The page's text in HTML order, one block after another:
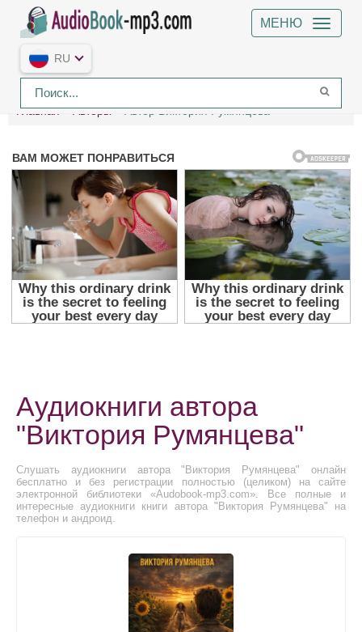
МЕНЮ
RU
Главная Авторы Автор Виктория Румянцева
Аудиокниги автора
"Виктория Румянцева"
Слушать аудиокниги автора "Виктория Румянцева" онлайн
бесплатно и без регистрации полностью (целиком) на сайте
электронной библиотеки «Audobook-mp3.com». Все полные и
интересные аудиокниги книги автора "Виктория Румянцева" на
телефон и андроид.